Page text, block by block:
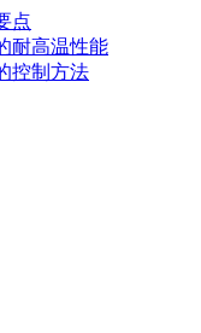
点
耐高温性能
控制方法